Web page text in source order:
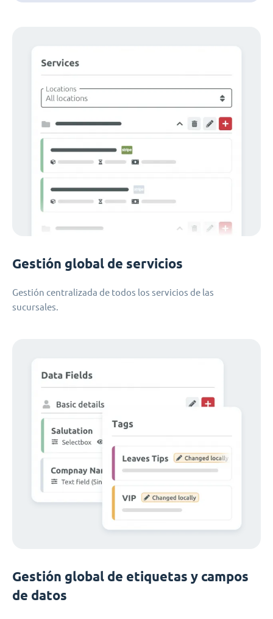
Gestión global de servicios
Gestión centralizada de todos los servicios de las
sucursales.
Gestión global de etiquetas y campos
de datos